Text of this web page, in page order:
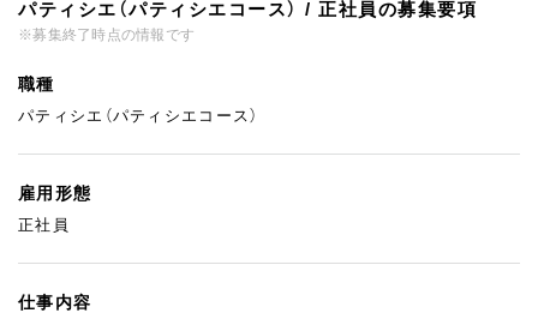
パティシエ（パティシエコース） / 正社員の募集要項
※募集終了時点の情報です
職種
パティシエ（パティシエコース）
雇用形態
正社員
仕事内容